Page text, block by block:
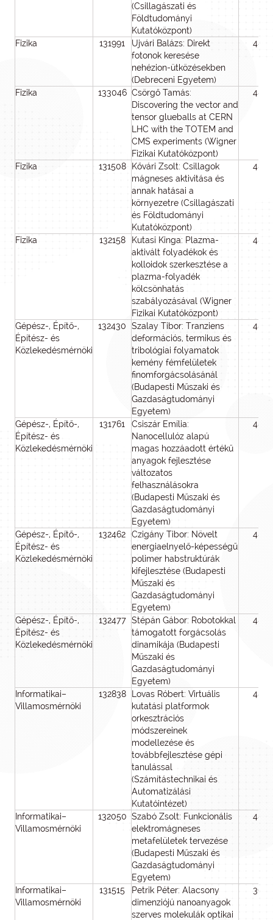
(Csillagászati és
Földtudományi
Kutatóközpont)
Fizika
131991
Ujvári Balázs: Direkt
fotonok keresése
nehézion-ütközésekben
(Debreceni Egyetem)
48
Fizika 133046 Csörgő Tamás:
Discovering the vector and
tensor glueballs at CERN
LHC with the TOTEM and
CMS experiments (Wigner
Fizikai Kutatóközpont)
48
Fizika 131508
Kővári Zsolt: Csillagok
mágneses aktivitása és
annak hatásai a
környezetre (Csillagászati
és Földtudományi
Kutatóközpont)
48
Fizika 132158
Kutasi Kinga: Plazma-
aktivált folyadékok és
kolloidok szerkesztése a
plazma-folyadék
kölcsönhatás
szabályozásával (Wigner
Fizikai Kutatóközpont)
48
Gépész-, Építő-,
Építész- és
Közlekedésmérnöki
132430
Szalay Tibor: Tranziens
deformációs, termikus és
tribológiai folyamatok
kemény fémfelületek
finomforgácsolásánál
(Budapesti Műszaki és
Gazdaságtudományi
Egyetem)
48
Gépész-, Építő-,
Építész- és
Közlekedésmérnöki
131761
Csiszár Emília:
Nanocellulóz alapú
magas hozzáadott értékű
anyagok fejlesztése
változatos
felhasználásokra
(Budapesti Műszaki és
Gazdaságtudományi
Egyetem)
48
Gépész-, Építő-,
Építész- és
Közlekedésmérnöki
132462
Czigány Tibor: Növelt
energiaelnyelő-képességű
polimer habstruktúrák
kifejlesztése (Budapesti
Műszaki és
Gazdaságtudományi
Egyetem)
48
Gépész-, Építő-,
Építész- és
Közlekedésmérnöki
132477 Stépán Gábor: Robotokkal
támogatott forgácsolás
dinamikája (Budapesti
Műszaki és
Gazdaságtudományi
Egyetem)
48
Informatikai–
Villamosmérnöki
132838
Lovas Róbert: Virtuális
kutatási platformok
orkesztrációs
módszereinek
modellezése és
továbbfejlesztése gépi
tanulással
(Számítástechnikai és
Automatizálási
Kutatóintézet)
48
Informatikai–
Villamosmérnöki
132050 Szabó Zsolt: Funkcionális
elektromágneses
metafelületek tervezése
(Budapesti Műszaki és
Gazdaságtudományi
Egyetem)
48
Informatikai–
Villamosmérnöki
131515
Petrik Péter: Alacsony
dimenziójú nanoanyagok
szerves molekulák optikai
36